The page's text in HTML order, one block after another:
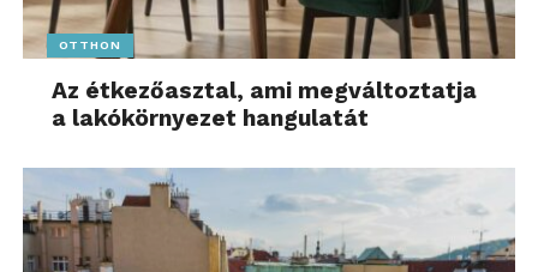
OTTHON
Az étkezőasztal, ami megváltoztatja
a lakókörnyezet hangulatát